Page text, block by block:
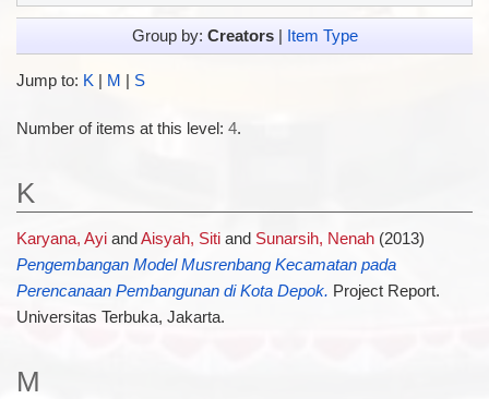
Group by: Creators| Item Type
Jump to: K | M | S
Number of items at this level: 4.
K
Karyana, Ayiand Aisyah, Sitiand Sunarsih, Nenah(2013)
Pengembangan Model Musrenbang Kecamatan pada
Perencanaan Pembangunan di Kota Depok. Project Report.
Universitas Terbuka, Jakarta.
M